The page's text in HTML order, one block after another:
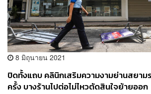
8 มิถุนายน 2021
ปิดทั้งแถบ คลินิกเสริมความงามย่านสยาม
ครั้ง บางร้านไปต่อไม่ไหวตัดสินใจย้ายออก